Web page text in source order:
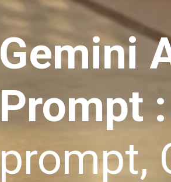
Gemini
Prompt
prompt,